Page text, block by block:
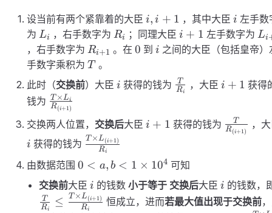
设当前有两个紧靠着的大臣 i,i+1
i, i + 1 ，其中大臣 i
i 左手数
为 L_i
Li ，右手数字为 R_i
Ri ；同理大臣i+1
i + 1 左手数字为 Li
，右手数字为 R_{i+1}
Ri+1 。在0
0 到i
i 之间的大臣（包括皇帝）
手数字乘积为 T
T 。
此时（交换前）大臣 i
i 获得的钱为 \frac{T}
{R_i}
Ri
T ，大臣 i+1
i + 1 获得
钱为 \frac{T
\times L_i}
{R_{(i+1)}}
R(i+1)
T ×Li
交换两人位置， 交换后大臣 i+1
i + 1 获得的钱为 \frac{T}
R(i+1)
T ，
i 获得的钱为 \frac{T
\times
L_{(i+1)}}
{R_i}
Ri
T ×L(i+1)
由数据范围 0 < a,b <
1\times10^4
0 < a, b < 1 × 104 可知
交换前大臣 i
i 的钱数 小于等于 交换后大臣 i
i 的钱数，
Ri
T ≤ Ri
T ×L(i+1) 恒成立，进而若最大值出现于交换前